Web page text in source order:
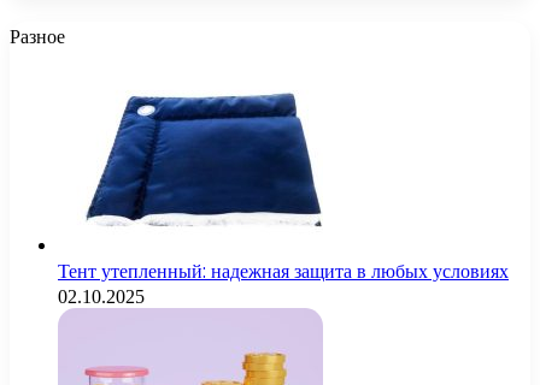
Разное
Тент утепленный: надежная защита в любых условиях
02.10.2025